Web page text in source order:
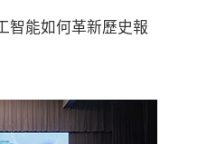
智能如何革新歷史報